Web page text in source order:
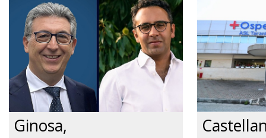
dalla
Just tv
Ginosa,